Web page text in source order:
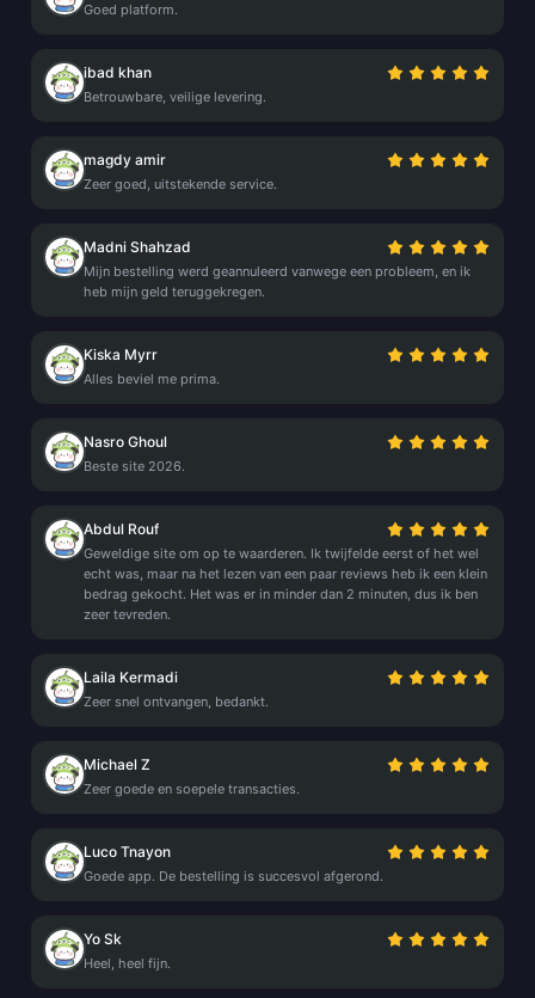
Goed platform.
ibad khan
Betrouwbare, veilige levering.
magdy amir
Zeer goed, uitstekende service.
Madni Shahzad
Mijn bestelling werd geannuleerd vanwege een probleem, en ik
heb mijn geld teruggekregen.
Kiska Myrr
Alles beviel me prima.
Nasro Ghoul
Beste site 2026.
Abdul Rouf
Geweldige site om op te waarderen. Ik twijfelde eerst of het wel
echt was, maar na het lezen van een paar reviews heb ik een klein
bedrag gekocht. Het was er in minder dan 2 minuten, dus ik ben
zeer tevreden.
Laila Kermadi
Zeer snel ontvangen, bedankt.
Michael Z
Zeer goede en soepele transacties.
Luco Tnayon
Goede app. De bestelling is succesvol afgerond.
Yo Sk
Heel, heel fijn.